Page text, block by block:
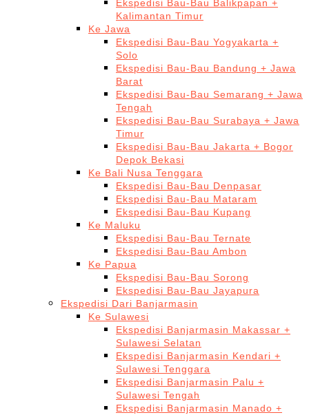
Ekspedisi Bau-Bau Balikpapan +
Kalimantan Timur
Ke Jawa
Ekspedisi Bau-Bau Yogyakarta +
Solo
Ekspedisi Bau-Bau Bandung + Jawa
Barat
Ekspedisi Bau-Bau Semarang + Jawa
Tengah
Ekspedisi Bau-Bau Surabaya + Jawa
Timur
Ekspedisi Bau-Bau Jakarta + Bogor
Depok Bekasi
Ke Bali Nusa Tenggara
Ekspedisi Bau-Bau Denpasar
Ekspedisi Bau-Bau Mataram
Ekspedisi Bau-Bau Kupang
Ke Maluku
Ekspedisi Bau-Bau Ternate
Ekspedisi Bau-Bau Ambon
Ke Papua
Ekspedisi Bau-Bau Sorong
Ekspedisi Bau-Bau Jayapura
Ekspedisi Dari Banjarmasin
Ke Sulawesi
Ekspedisi Banjarmasin Makassar +
Sulawesi Selatan
Ekspedisi Banjarmasin Kendari +
Sulawesi Tenggara
Ekspedisi Banjarmasin Palu +
Sulawesi Tengah
Ekspedisi Banjarmasin Manado +